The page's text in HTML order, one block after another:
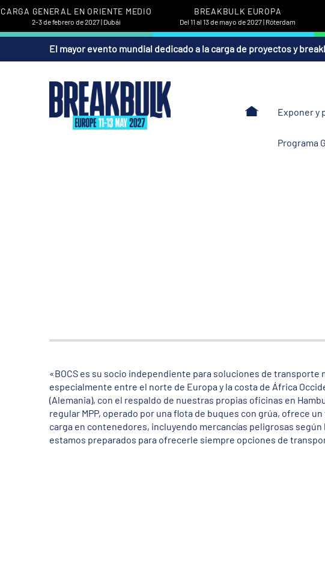
CARGA GENERAL EN ORIENTE MEDIO
2-3 de febrero de 2027 | Dubái
BREAKBULK EUROPA
Del 11 al 13 de mayo de 2027 | Róterdam
El mayor evento mundial dedicado a la carga de proyectos y
Exponer y
Programa
«BOCS es su socio independiente para soluciones de
especialmente entre el norte de Europa y la costa de África
(Alemania), con el respaldo de nuestras propias oficinas en
regular MPP, operado por una flota de buques con grúa, ofrece
carga en contenedores, incluyendo mercancías peligrosas
estamos preparados para ofrecerle siempre opciones de